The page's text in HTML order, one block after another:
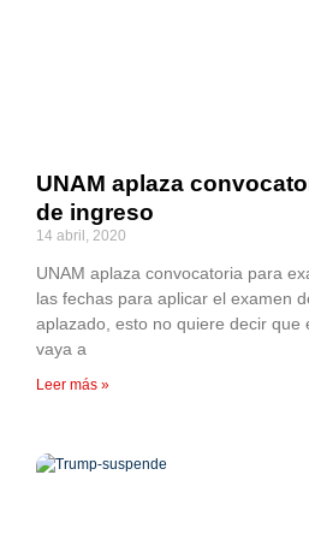
UNAM aplaza
de ingreso
14 abril, 2020
UNAM aplaza convocatoria para
las fechas para aplicar el examen
aplazado, esto no quiere decir que
vaya a
Leer más »